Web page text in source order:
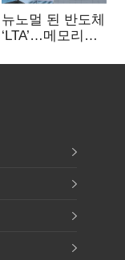
뉴노멀 된 반도체
‘LTA’…메모리
54조 선불 계약